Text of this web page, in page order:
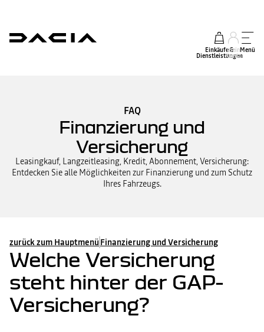
Einkäufe &
Dienstleistungen
mein
Konto
Menü
FAQ
Finanzierung und
Versicherung
Leasingkauf, Langzeitleasing, Kredit, Abonnement, Versicherung:
Entdecken Sie alle Möglichkeiten zur Finanzierung und zum Schutz
Ihres Fahrzeugs.
zurück zum Hauptmenü Finanzierung und Versicherung
Welche Versicherung
steht hinter der GAP-
Versicherung?